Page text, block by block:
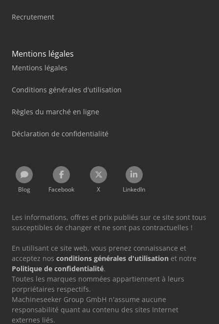
Recrutement
Mentions légales
Mentions légales
Conditions générales d'utilisation
Règles du marché en ligne
Déclaration de confidentialité
Blog Facebook X LinkedIn
Les informations, offres et prix publiés sur ce site sont tous
susceptibles de changer et ne sont pas contractuelles !
En utilisant ce site web, vous prenez connaissance et
acceptez nos conditions générales d'utilisation et notre
Politique de confidentialité.
Toutes les marques nommées appartiennent à leurs
porpriétaires respectifs.
Machineseeker Group GmbH n'assume aucune
responsabilité quant au contenu des sites Internet
externes liés.